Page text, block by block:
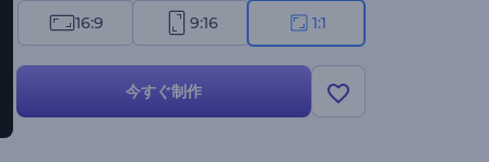
16:9 9:16 1:1
今すぐ制作